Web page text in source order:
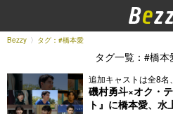
Bezzy タグ：#橋本愛
タグ一覧：#橋本
追加キャストは全8名
禁
磯村勇斗×オク・
ト』に橋本愛、